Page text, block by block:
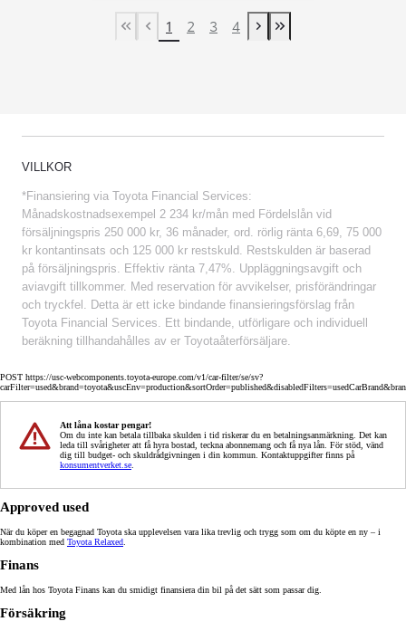
First Page
Previous page
1 2 3 4
Next page
Last Page
VILLKOR
*Finansiering via Toyota Financial Services:
Månadskostnadsexempel 2 234 kr/mån med Fördelslån vid
försäljningspris 250 000 kr, 36 månader, ord. rörlig ränta 6,69, 75 000
kr kontantinsats och 125 000 kr restskuld. Restskulden är baserad
på försäljningspris. Effektiv ränta 7,47%. Uppläggningsavgift och
aviavgift tillkommer. Med reservation för avvikelser, prisförändringar
och tryckfel. Detta är ett icke bindande finansieringsförslag från
Toyota Financial Services. Ett bindande, utförligare och individuell
beräkning tillhandahålles av er Toyotaåterförsäljare.
POST https://usc-webcomponents.toyota-europe.com/v1/car-filter/se/sv?
Att låna kostar pengar!
Om du inte kan betala tillbaka skulden i tid riskerar du en betalningsanmärkning. Det kan
leda till svårigheter att få hyra bostad, teckna abonnemang och få nya lån. För stöd, vänd
dig till budget- och skuldrådgivningen i din kommun. Kontaktuppgifter finns på
konsumentverket.se
Approved used
När du köper en begagnad Toyota ska upplevelsen vara lika trevlig och trygg som om du köpte en ny – i
kombination med Toyota Relaxed
Finans
Med lån hos Toyota Finans kan du smidigt finansiera din bil på det sätt som passar dig.
Försäkring